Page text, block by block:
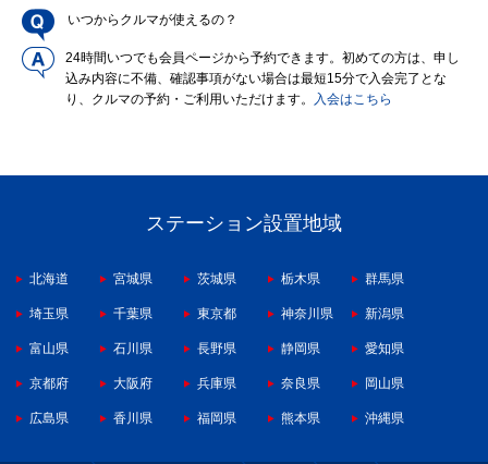
いつからクルマが使えるの？
24時間いつでも会員ページから予約できます。初めての方は、申し
込み内容に不備、確認事項がない場合は最短15分で入会完了とな
り、クルマの予約・ご利用いただけます。
入会はこちら
ステーション設置地域
北海道 宮城県 茨城県 栃木県 群馬県
埼玉県 千葉県 東京都 神奈川県 新潟県
富山県 石川県 長野県 静岡県 愛知県
京都府 大阪府 兵庫県 奈良県 岡山県
広島県 香川県 福岡県 熊本県 沖縄県